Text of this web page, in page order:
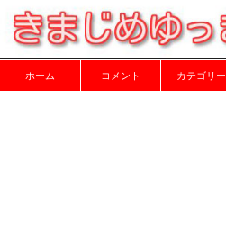
ホーム コメント カテゴリー